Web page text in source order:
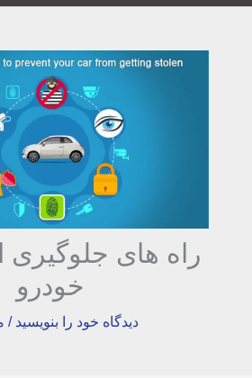
راه های
خودرو
دیدگاه‌ خود را بنویسید /